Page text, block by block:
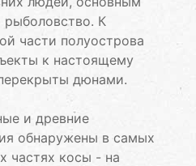
рыболовство. К
части полуострова
к настоящему
дюнами.
и древние
обнаружены в самых
частях косы - на